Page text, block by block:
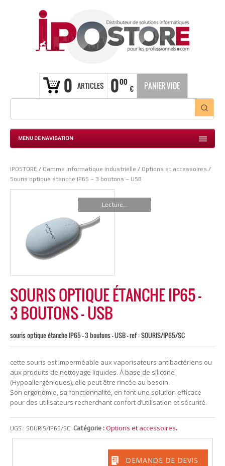
0 ARTICLES 000
€ PANIER VIDE
MENU DE NAVIGATION
IPOSTORE / Gamme Informatique industrielle / Options et accessoires /
Souris optique étanche IP65 – 3 boutons – USB
Lecture...
SOURIS OPTIQUE ÉTANCHE IP65 –
3 BOUTONS – USB
souris optique étanche IP65 - 3 boutons - USB - ref : SOURIS/IP65/SC
cette souris est imperméable aux vaporisateurs antibactériens ou
aux produits de nettoyage liquides. À base de silicone
(Hypoallergéniques), elle peut être rincée au besoin.
Son ergonomie, sa fonctionnalité, en font une solution efficace
pour des utilisateurs recherchant confort d’utilisation et sécurité.
UGS : SOURIS/IP65/SC. Catégorie : Options et accessoires.
DEMANDE DE DEVIS